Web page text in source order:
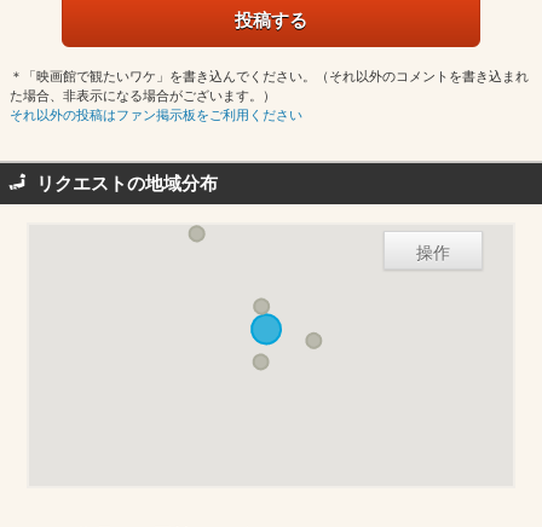
＊「映画館で観たいワケ」を書き込んでください。（それ以外のコメントを書き込まれ
た場合、非表示になる場合がございます。）
それ以外の投稿はファン掲示板をご利用ください
リクエストの地域分布
操作